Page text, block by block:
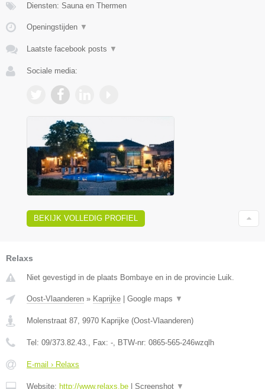
Diensten: Sauna en Thermen
Openingstijden ▼
Laatste facebook posts ▼
Sociale media:
BEKIJK VOLLEDIG PROFIEL
Relaxs
Niet gevestigd in de plaats Bombaye en in de provincie Luik.
Oost-Vlaanderen » Kaprijke | Google maps ▼
Molenstraat 87 9970 Kaprijke (Oost-Vlaanderen)
Tel: 09/373.82.43. , Fax: - , BTW-nr: 0865-565-246wzqlh
E-mail › Relaxs
Website: http://www.relaxs.be | Screenshot ▼